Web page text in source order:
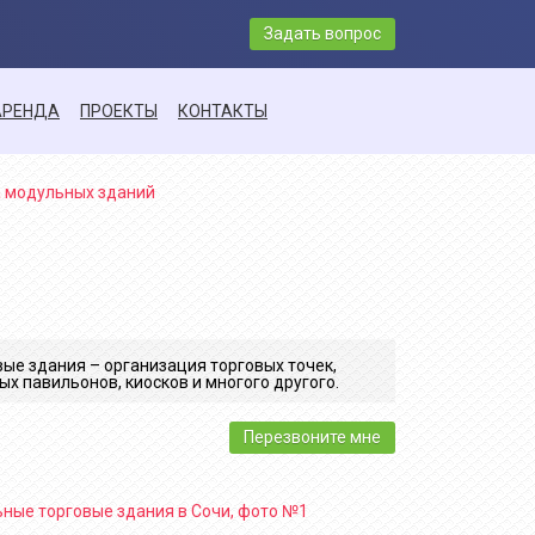
Задать вопрос
ПРОЕКТЫ КОНТАКТЫ
здания – организация торговых точек,
павильонов, киосков и многого другого.
Перезвоните мне